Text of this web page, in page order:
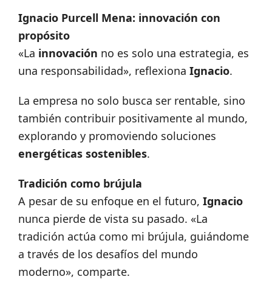
Ignacio Purcell Mena: innovación con
propósito
«La innovación no es solo una estrategia, es
una responsabilidad», reflexiona Ignacio.
La empresa no solo busca ser rentable, sino
también contribuir positivamente al mundo,
explorando y promoviendo soluciones
energéticas sostenibles.
Tradición como brújula
A pesar de su enfoque en el futuro, Ignacio
nunca pierde de vista su pasado. «La
tradición actúa como mi brújula, guiándome
a través de los desafíos del mundo
moderno», comparte.